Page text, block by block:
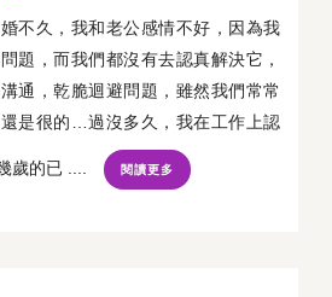
不久，我和老公感情不好，因為我
題，而我們都沒有去認真解決它，
通，乾脆迴避問題，雖然我們常常
是很的…過沒多久，我在工作上認
歲的已 .... 閱讀更多